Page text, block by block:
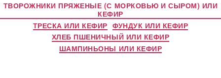
ТВОРОЖНИКИ ПРЯЖЕНЫЕ (С МОРКОВЬЮ И СЫРОМ) ИЛИ
КЕФИР
ТРЕСКА ИЛИ КЕФИР ФУНДУК ИЛИ КЕФИР
ХЛЕБ ПШЕНИЧНЫЙ ИЛИ КЕФИР
ШАМПИНЬОНЫ ИЛИ КЕФИР